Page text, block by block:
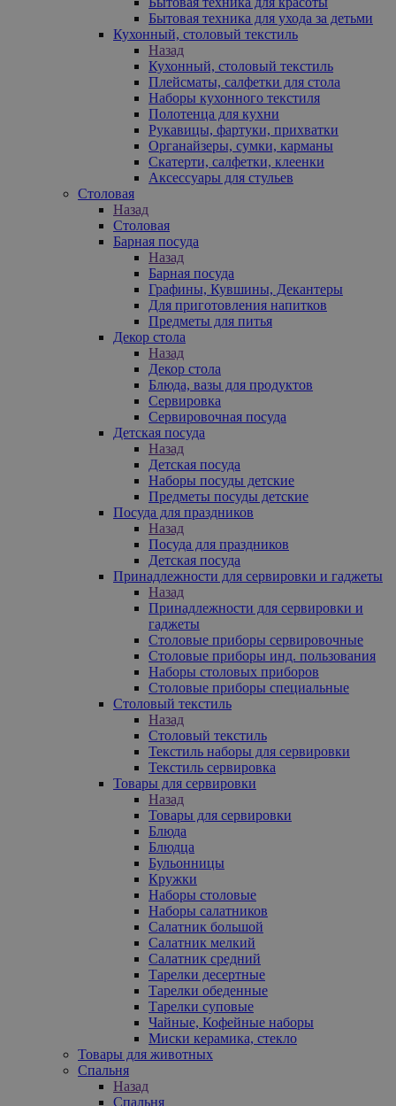
Бытовая техника для ухода за детьми
Кухонный, столовый текстиль
Назад
Кухонный, столовый текстиль
Плейсматы, салфетки для стола
Наборы кухонного текстиля
Полотенца для кухни
Рукавицы, фартуки, прихватки
Органайзеры, сумки, карманы
Скатерти, салфетки, клеенки
Аксессуары для стульев
Столовая
Назад
Столовая
Барная посуда
Назад
Барная посуда
Графины, Кувшины, Декантеры
Для приготовления напитков
Предметы для питья
Декор стола
Назад
Декор стола
Блюда, вазы для продуктов
Сервировка
Сервировочная посуда
Детская посуда
Назад
Детская посуда
Наборы посуды детские
Предметы посуды детские
Посуда для праздников
Назад
Посуда для праздников
Детская посуда
Принадлежности для сервировки и гаджеты
Назад
Принадлежности для сервировки и
гаджеты
Столовые приборы сервировочные
Столовые приборы инд. пользования
Наборы столовых приборов
Столовые приборы специальные
Столовый текстиль
Назад
Столовый текстиль
Текстиль наборы для сервировки
Текстиль сервировка
Товары для сервировки
Назад
Товары для сервировки
Блюда
Блюдца
Бульонницы
Кружки
Наборы столовые
Наборы салатников
Салатник большой
Салатник мелкий
Салатник средний
Тарелки десертные
Тарелки обеденные
Тарелки суповые
Чайные, Кофейные наборы
Миски керамика, стекло
Товары для животных
Спальня
Назад
Спальня